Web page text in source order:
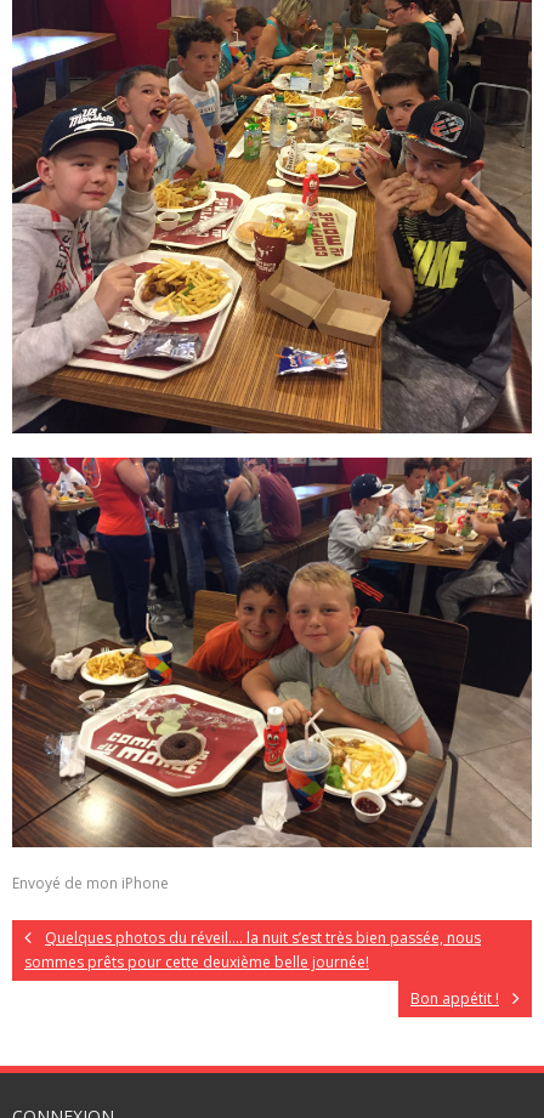
Envoyé de mon iPhone
Quelques photos du réveil…. la nuit s’est très bien passée, nous
sommes prêts pour cette deuxième belle journée!
Bon appétit !